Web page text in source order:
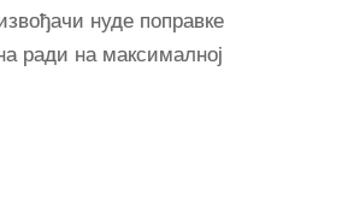
нуде поправке
ради на максималној